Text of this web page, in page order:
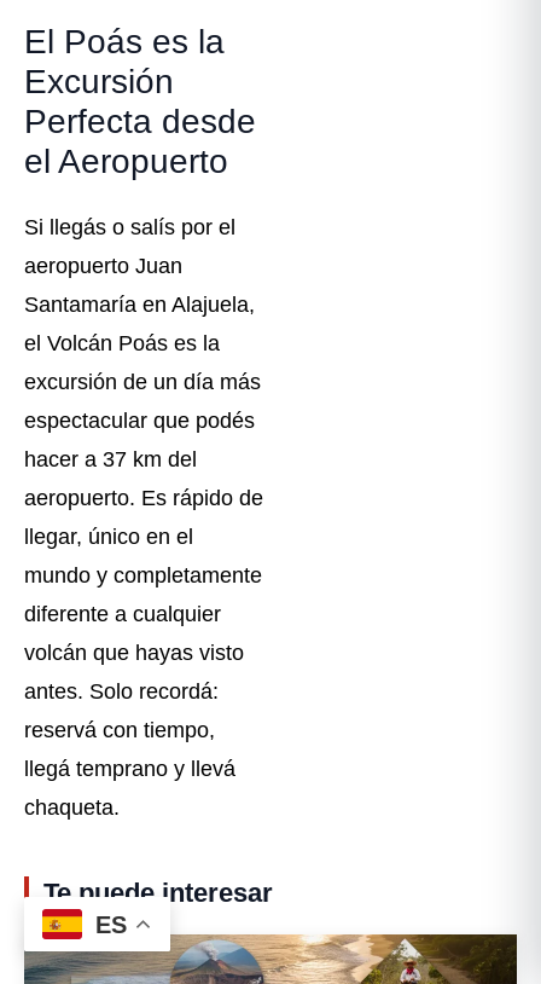
El Poás es la
Excursión
Perfecta desde
el Aeropuerto
Si llegás o salís por el
aeropuerto Juan
Santamaría en Alajuela,
el Volcán Poás es la
excursión de un día más
espectacular que podés
hacer a 37 km del
aeropuerto. Es rápido de
llegar, único en el
mundo y completamente
diferente a cualquier
volcán que hayas visto
antes. Solo recordá:
reservá con tiempo,
llegá temprano y llevá
chaqueta.
Te puede interesar
ES